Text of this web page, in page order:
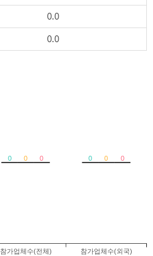
0.0
0.0
0 0
0 0
0 0
참가업체수(전체) 참가업체수(외국)